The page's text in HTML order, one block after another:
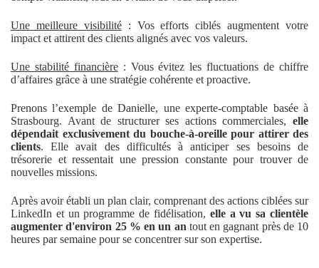
Une meilleure visibilité: Vos efforts ciblés augmentent votre
impact et attirent des clients alignés avec vos valeurs.
Une stabilité financière: Vous évitez les fluctuations de chiffre
d’affaires grâce à une stratégie cohérente et proactive.
Prenons l’exemple de Danielle, une experte-comptable basée à
Strasbourg. Avant de structurer ses actions commerciales, elle
dépendait exclusivement du bouche-à-oreille pour attirer des
clients. Elle avait des difficultés à anticiper ses besoins de
trésorerie et ressentait une pression constante pour trouver de
nouvelles missions.
Après avoir établi un plan clair, comprenant des actions ciblées sur
LinkedIn et un programme de fidélisation, elle a vu sa clientèle
augmenter d'environ 25 % en un an tout en gagnant près de 10
heures par semaine pour se concentrer sur son expertise.